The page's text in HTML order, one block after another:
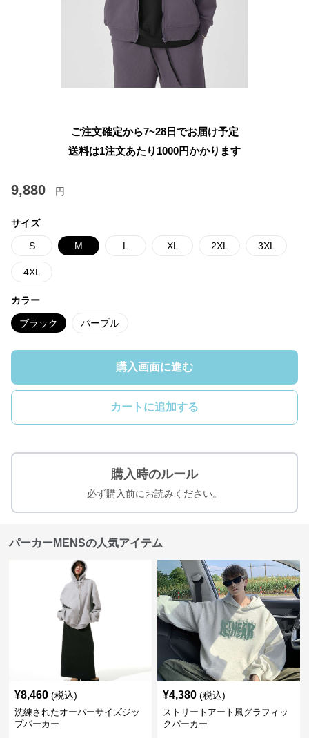
ご注文確定から7~28日でお届け予定
送料は1注文あたり 1000円かかります
9,880 円
サイズ
S M L XL 2XL 3XL
4XL
カラー
ブラック パープル
購入画面に進む
カートに追加する
購入時のルール
必ず購入前にお読みください。
パーカーMENSの人気アイテム
¥8,460 (税込)
洗練されたオーバーサイズジッ
プパーカー
¥4,380 (税込)
ストリートアート風グラフィッ
クパーカー